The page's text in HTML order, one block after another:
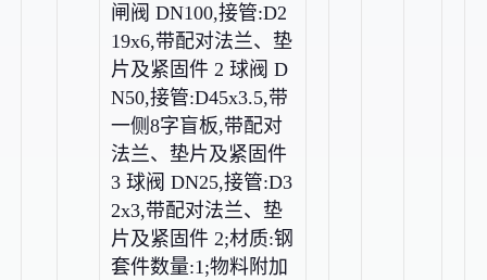
闸阀 DN100,接管:D2
19x6,带配对法兰、垫
片及紧固件 2 球阀 D
N50,接管:D45x3.5,带
一侧8字盲板,带配对
法兰、垫片及紧固件
3 球阀 DN25,接管:D3
2x3,带配对法兰、垫
片及紧固件 2;材质:钢
套件数量:1;物料附加